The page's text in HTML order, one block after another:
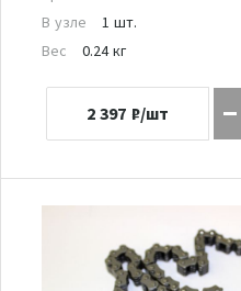
В узле
1 шт.
Вес
0.24 кг
2 397 ₽/шт